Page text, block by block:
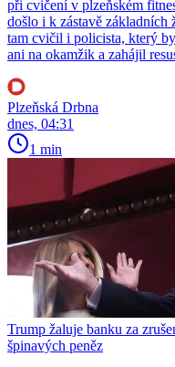
při cvičení v plzeňském
došlo i k zástavě
tam cvičil i policista, který
ani na okamžik a zahájil
Plzeňská Drbna
dnes, 04:31
1 min
Trump žaluje banku za
špinavých peněz